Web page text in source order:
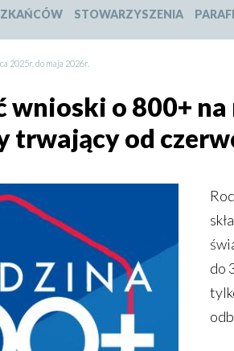
1
2
4
STOWARZYSZENIA
2025r. do maja 2026r.
wnioski o 800+
trwający od
do